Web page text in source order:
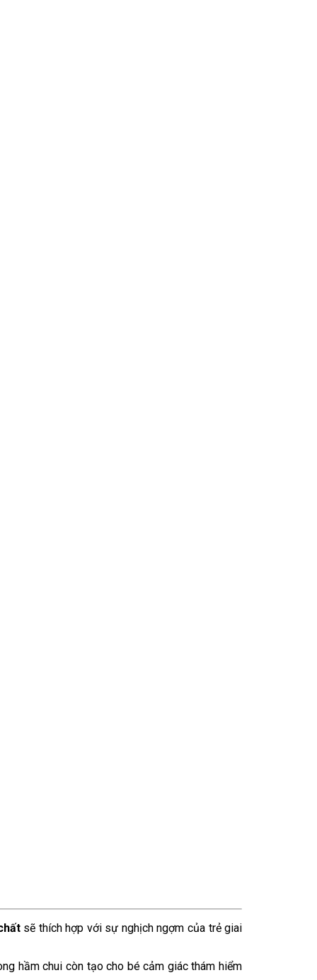
sẽ thích hợp với sự nghịch ngợm của trẻ giai
hầm chui còn tạo cho bé cảm giác thám hiểm